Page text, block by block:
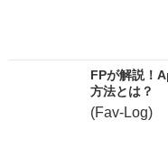
FPが解説！
方法とは？
(Fav-Log)